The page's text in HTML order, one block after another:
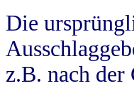
Die
z.B. nach